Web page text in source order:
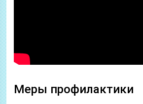
Меры профилактики